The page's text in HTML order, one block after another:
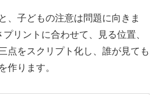
、子どもの注意は問題に向きま
リントに合わせて、見る位置、
点をスクリプト化し、誰が見ても
作ります。